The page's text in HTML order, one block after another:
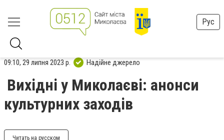
Рус
09:10, 29 липня 2023 р. Надійне джерело
Вихідні у Миколаєві: анонси
культурних заходів
Читать на русском